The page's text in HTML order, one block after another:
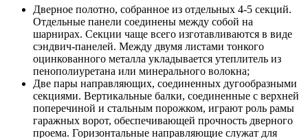
Дверное полотно, собранное из отдельных 4-5 секций.
Отдельные панели соединены между собой на
шарнирах. Секции чаще всего изготавливаются в виде
сэндвич-панелей. Между двумя листами тонкого
оцинкованного металла укладывается утеплитель из
пенополиуретана или минерального волокна;
Две пары направляющих, соединенных дугообразными
секциями. Вертикальные балки, соединенные с верхней
поперечиной и стальным порожком, играют роль рамы
гаражных ворот, обеспечивающей прочность дверного
проема. Горизонтальные направляющие служат для